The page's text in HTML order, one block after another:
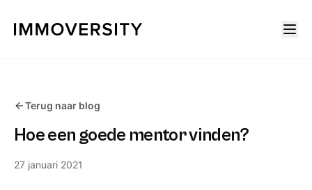
Terug naar blog
Hoe een goede mentor vinden?
27 januari 2021